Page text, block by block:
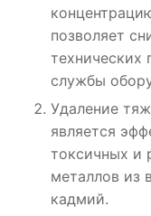
позволяет
технических
службы
Удаление
является
токсичных и
металлов из
кадмий.